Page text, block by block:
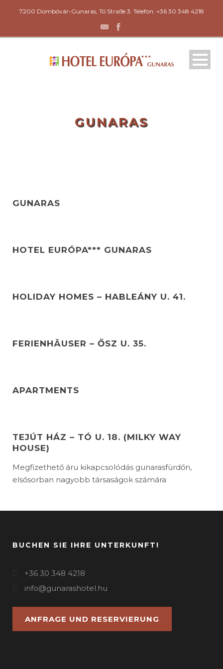
7200 Dombóvár-Gunaras, Tó Straße 3. Telefon: +36 30 348 4218
GUNARAS
GUNARAS
HOTEL EURÓPA*** GUNARAS
HOLIDAY HOMES – HABLEÁNY U. 41.
FERIENHÄUSER – ŐSZ U. 35.
APARTMENTS
TEJÚT HÁZ – TÓ U. 18. (MILKY WAY
HOUSE)
Megfizethető áru kikapcsolódás gunarasfürdőn,
elsősorban nagyobb társaságok számára
BUCHEN SIE IHRE UNTERKUNFT!
+36 30 348 4218
info@gunarashotel.hu
ANFRAGE UND RESERVIERUNG